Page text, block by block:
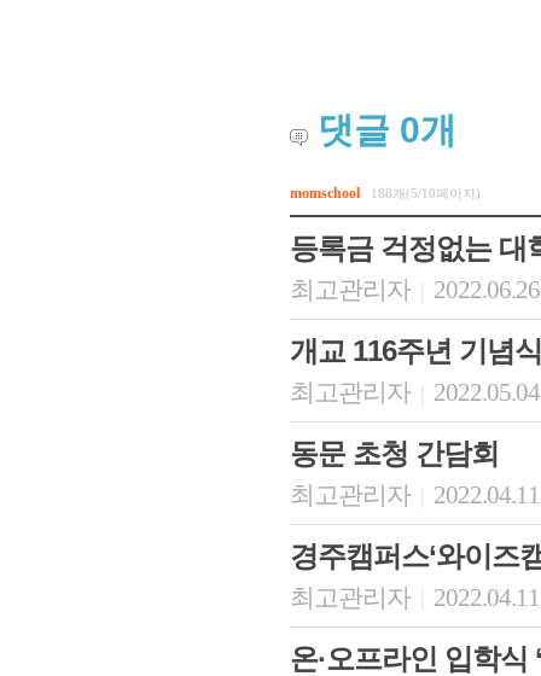
댓글 0개
momschool 188개(5/10페이지)
등록금 걱정없는 대
최고관리자
개교 116주년 기념
최고관리자
동문 초청 간담회
최고관리자
경주캠퍼스‘와이즈
최고관리자
온·오프라인 입학식